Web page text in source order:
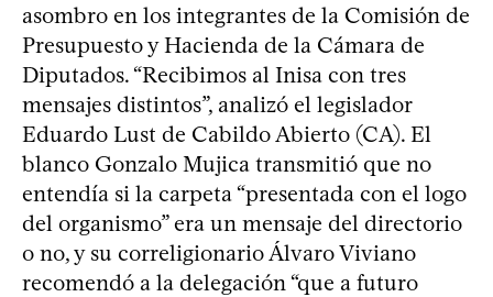
asombro en los integrantes de la Comisión de
Presupuesto y Hacienda de la Cámara de
Diputados. “Recibimos al Inisa con tres
mensajes distintos”, analizó el legislador
Eduardo Lust de Cabildo Abierto (CA). El
blanco Gonzalo Mujica transmitió que no
entendía si la carpeta “presentada con el logo
del organismo” era un mensaje del directorio
o no, y su correligionario Álvaro Viviano
recomendó a la delegación “que a futuro